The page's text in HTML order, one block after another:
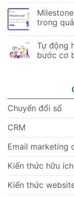
trong
Tự động
bước cơ
Chuyển đổi số
CRM
Email marketing
Kiến thức hữu ích
Kiến thức